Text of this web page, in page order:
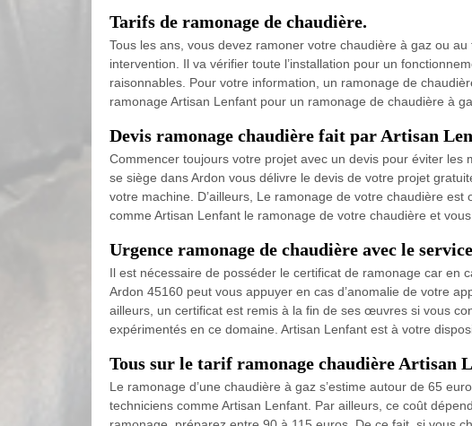
Tarifs de ramonage de chaudière.
Tous les ans, vous devez ramoner votre chaudière à gaz ou
intervention. Il va vérifier toute l’installation pour un
raisonnables. Pour votre information, un ramonage de
ramonage Artisan Lenfant pour un ramonage de chaudière à
Devis ramonage chaudière fait par Artisan
Commencer toujours votre projet avec un devis pour éviter
se siège dans Ardon vous délivre le devis de votre projet
votre machine. D’ailleurs, Le ramonage de votre chaudière
comme Artisan Lenfant le ramonage de votre chaudière et
Urgence ramonage de chaudière avec le
Il est nécessaire de posséder le certificat de ramonage car en
Ardon 45160 peut vous appuyer en cas d’anomalie de votre
ailleurs, un certificat est remis à la fin de ses œuvres si vous
expérimentés en ce domaine. Artisan Lenfant est à votre
Tous sur le tarif ramonage chaudière Artisan
Le ramonage d’une chaudière à gaz s’estime autour de 65
techniciens comme Artisan Lenfant. Par ailleurs, ce coût